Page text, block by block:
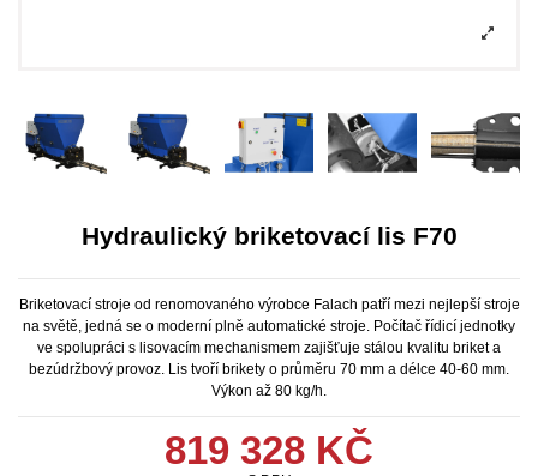
Hydraulický briketovací lis F70
Briketovací stroje od renomovaného výrobce Falach patří mezi nejlepší stroje
na světě, jedná se o moderní plně automatické stroje. Počítač řídicí jednotky
ve spolupráci s lisovacím mechanismem zajišťuje stálou kvalitu briket a
bezúdržbový provoz. Lis tvoří brikety o průměru 70 mm a délce 40-60 mm.
Výkon až 80 kg/h.
819 328 KČ